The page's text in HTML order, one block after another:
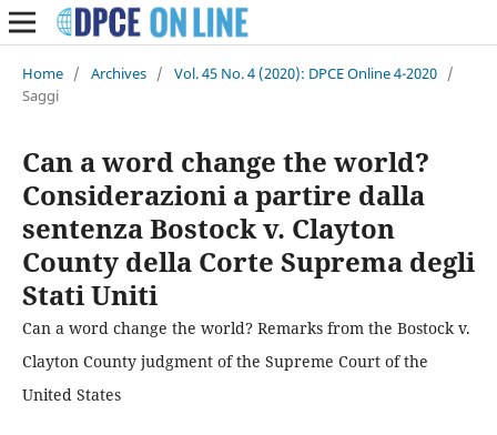
Home / Archives / Vol. 45 No. 4 (2020): DPCE Online 4-2020 /
Saggi
Can a word change the world?
Considerazioni a partire dalla
sentenza Bostock v. Clayton
County della Corte Suprema degli
Stati Uniti
Can a word change the world? Remarks from the Bostock v.
Clayton County judgment of the Supreme Court of the
United States